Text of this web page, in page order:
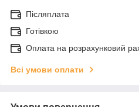
Післяплата
Готівкою
Оплата на розрахунковий
Всі умови оплати